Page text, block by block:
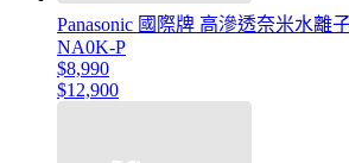
Panasonic 國際牌 高滲透奈米水離
NA0K-P
$8,990
$12,900